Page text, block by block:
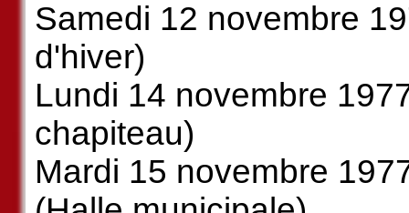
Samedi 12 novembre
d'hiver)
Lundi 14 novembre
chapiteau)
Mardi 15 novembre